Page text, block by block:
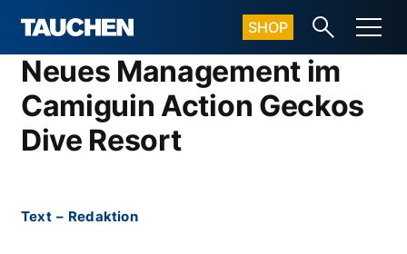
SHOP
Neues Management im
Camiguin Action Geckos
Dive Resort
Text – Redaktion